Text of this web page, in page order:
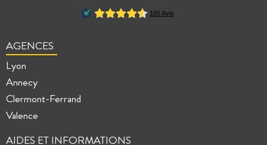
AGENCES
Lyon
Annecy
Clermont-Ferrand
Valence
AIDES ET INFORMATIONS